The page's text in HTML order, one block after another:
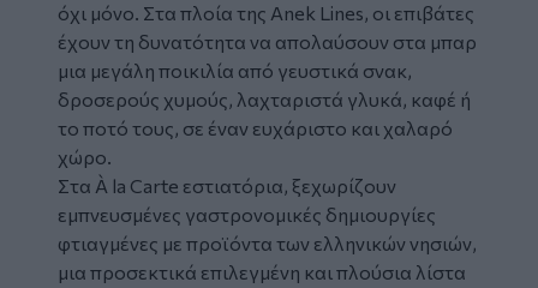
όχι μόνο. Στα πλοία της Anek Lines, οι επιβάτες
έχουν τη δυνατότητα να απολαύσουν στα μπαρ
μια μεγάλη ποικιλία από γευστικά σνακ,
δροσερούς χυμούς, λαχταριστά γλυκά, καφέ ή
το ποτό τους, σε έναν ευχάριστο και χαλαρό
χώρο.
Στα À la Carte εστιατόρια, ξεχωρίζουν
εμπνευσμένες γαστρονομικές δημιουργίες
φτιαγμένες με προϊόντα των ελληνικών νησιών,
μια προσεκτικά επιλεγμένη και πλούσια λίστα